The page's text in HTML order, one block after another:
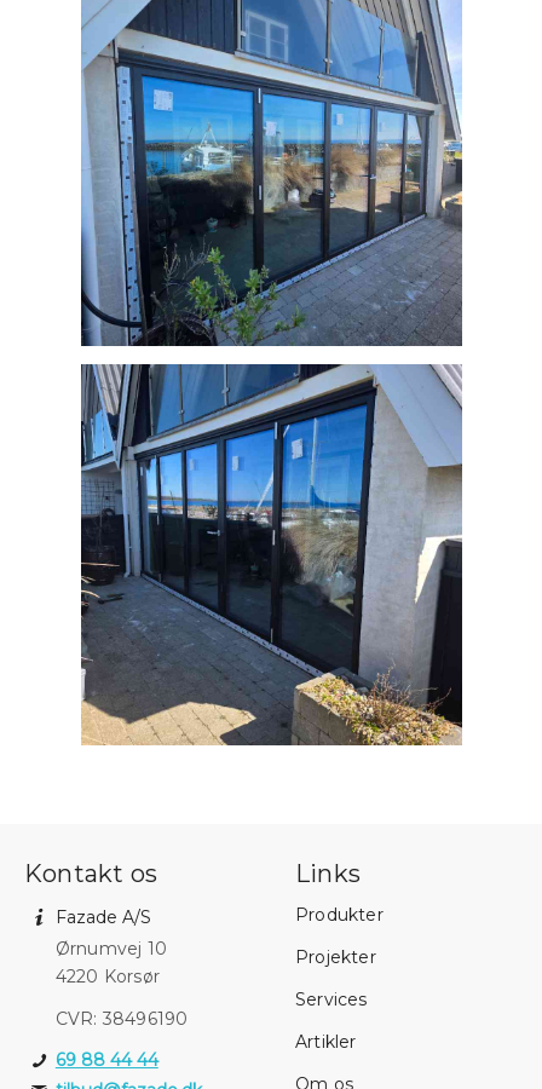
Kontakt os
Fazade A/S
Ørnumvej 10
4220 Korsør
CVR: 38496190
69 88 44 44
Links
Produkter
Projekter
Services
Artikler
Om os